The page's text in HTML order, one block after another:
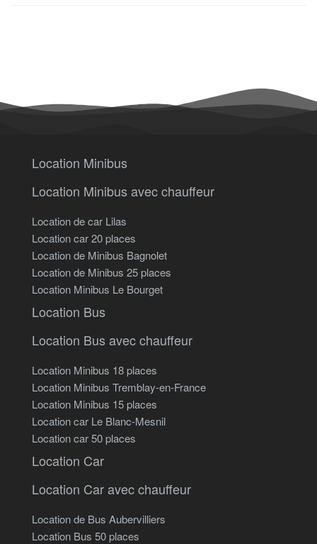
Location Minibus
Location Minibus avec chauffeur
Location de car Lilas
Location car 20 places
Location de Minibus Bagnolet
Location de Minibus 25 places
Location Minibus Le Bourget
Location Bus
Location Bus avec chauffeur
Location Minibus 18 places
Location Minibus Tremblay-en-France
Location Minibus 15 places
Location car Le Blanc-Mesnil
Location car 50 places
Location Car
Location Car avec chauffeur
Location de Bus Aubervilliers
Location Bus 50 places